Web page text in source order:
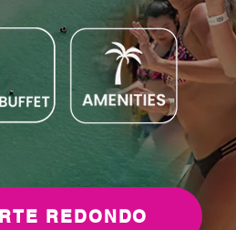
REDONDO